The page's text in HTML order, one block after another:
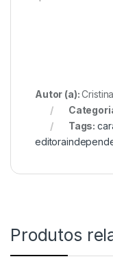
Autor (a):
Tags:
Produtos